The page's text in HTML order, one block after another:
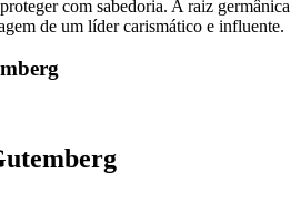
com sabedoria. A raiz germânica
de um líder carismático e influente.